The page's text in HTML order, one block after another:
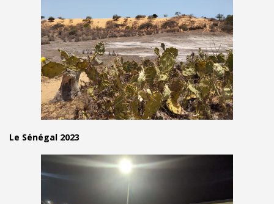
Le Sénégal 2023